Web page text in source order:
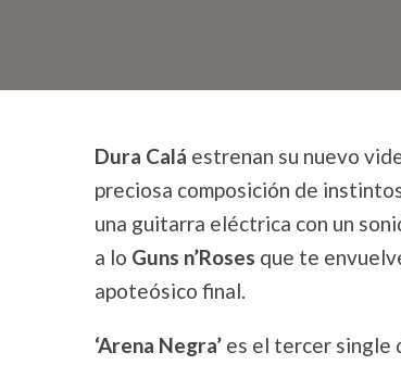
Dura Calá estrenan su nuevo
preciosa composición de
una guitarra eléctrica con un
a lo Guns n’Roses que te
apoteósico final.
‘Arena Negra’ es el tercer single